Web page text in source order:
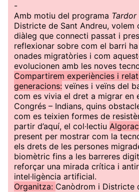
-
Amb motiu del programa Tardor
Districte de Sant Andreu, volem
diàleg que connecti passat i
reflexionar sobre com el barri
onades migratòries i com
evolucionen amb les noves
Compartirem experiències i
generacions: veïnes i veïns del
com es vivia el dret a migrar en
Congrés – Indians, quins
com es teixien formes de
partir d’aquí, el col·lectiu
present per mostrar com la
els drets de les persones
biomètric fins a les barreres
reforçar una mirada crítica i
intel·ligència artificial.
Organitza: Canòdrom i Districte